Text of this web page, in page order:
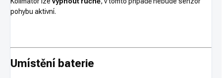
pohybu aktivní.
Umístění baterie